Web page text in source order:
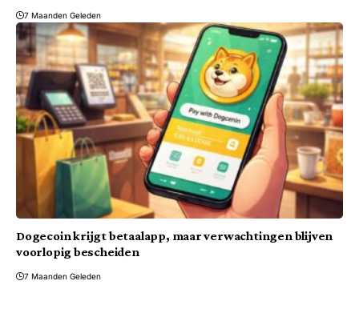
7 Maanden Geleden
Dogecoin krijgt betaalapp, maar verwachtingen blijven
voorlopig bescheiden
7 Maanden Geleden